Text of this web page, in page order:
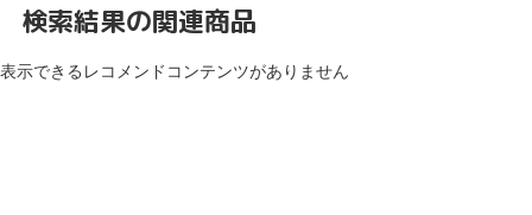
検索結果の関連商品
表示できるレコメンドコンテンツがありません